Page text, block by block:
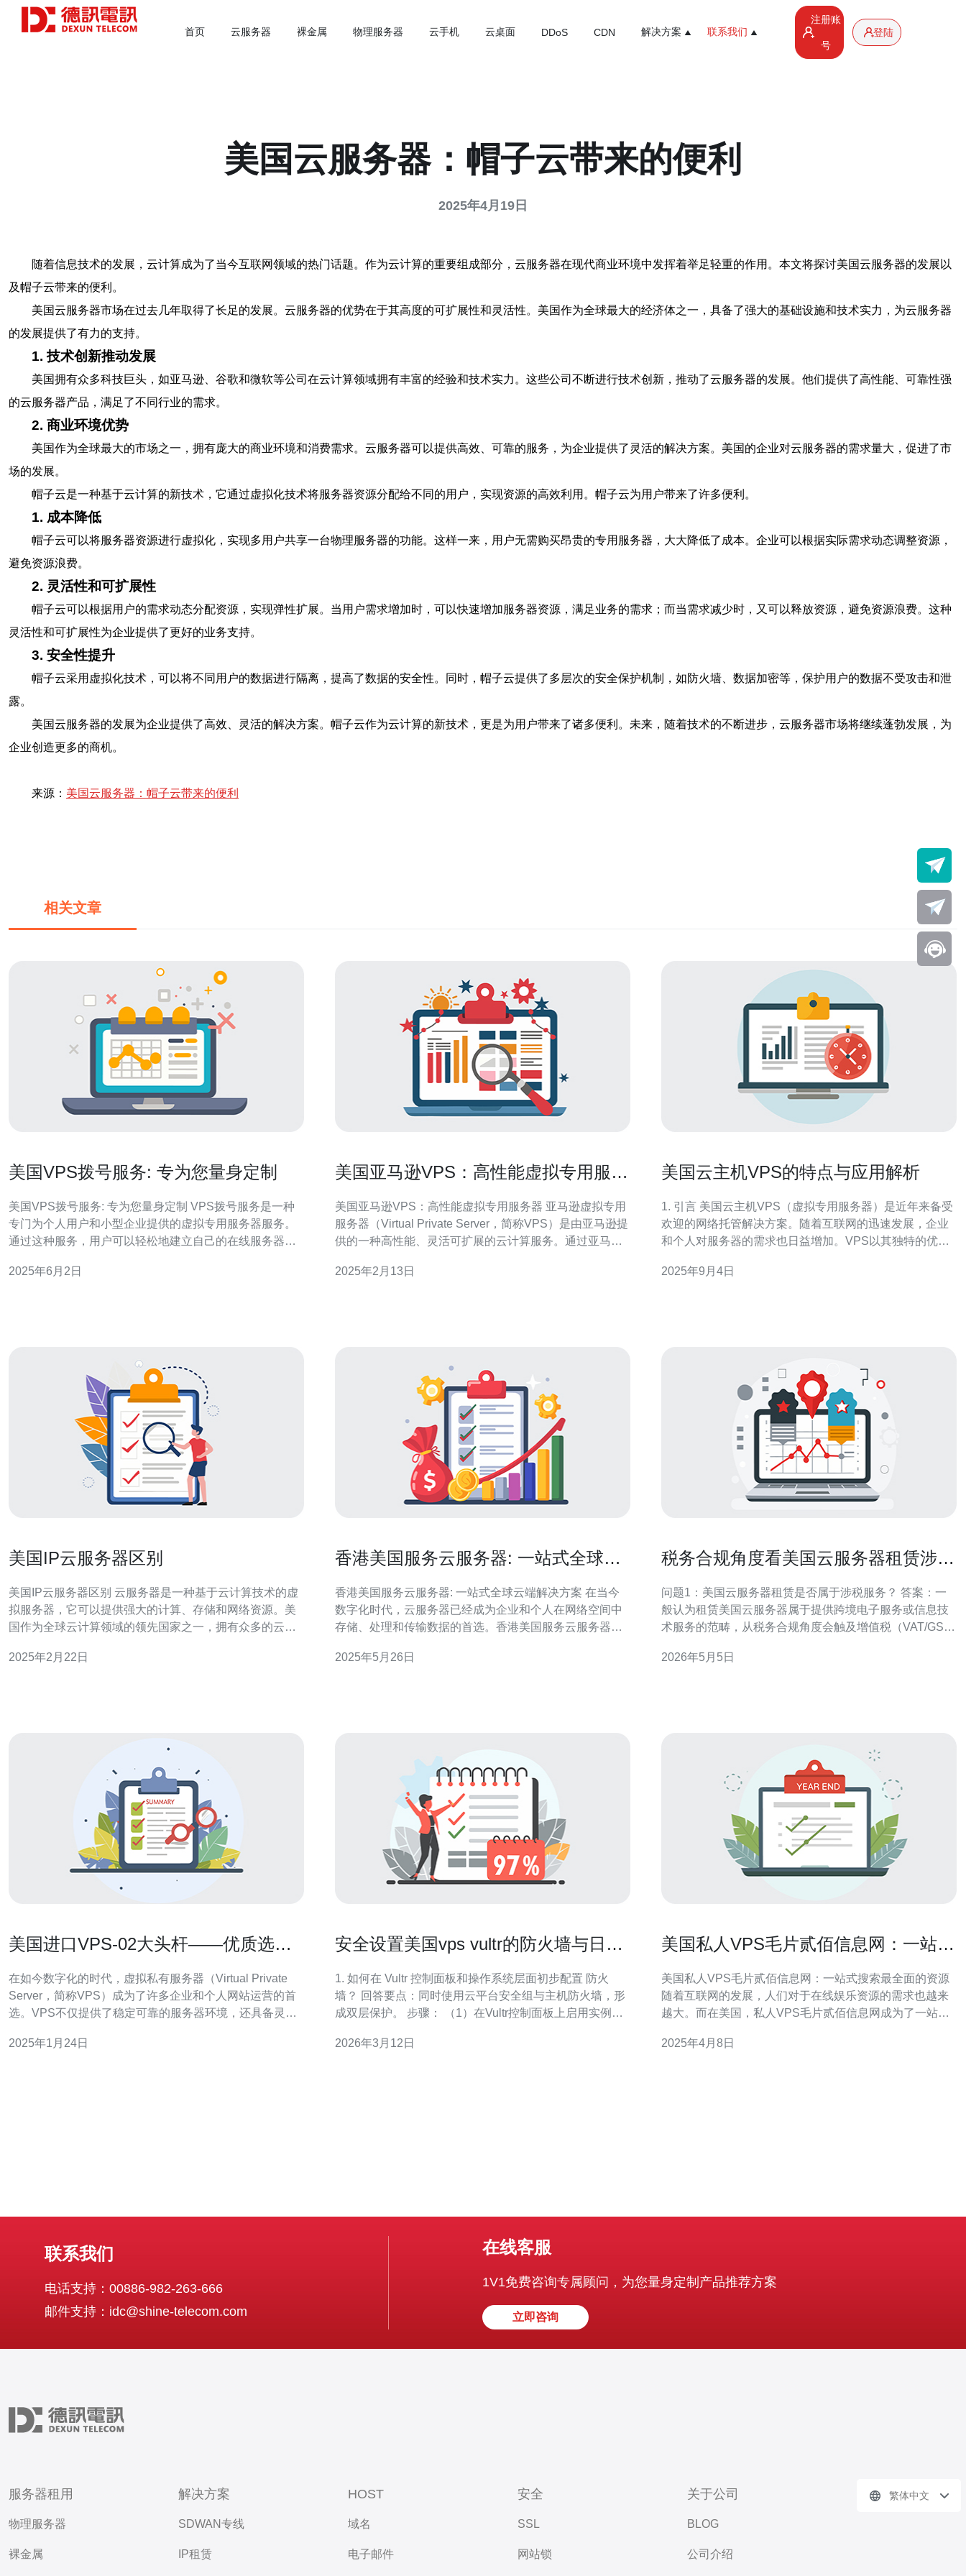
首页 云服务器 裸金属 物理服务器 云手机 云桌面 DDoS CDN 解决方案 联系我们
注册账
号
登陆
美国云服务器：帽子云带来的便利
2025年4月19日
随着信息技术的发展，云计算成为了当今互联网领域的热门话题。作为云计算的重要组成部分，云服务器在现代商业环境中发挥着举足轻重的作用。本文将探讨美国云服务器的发展以
及帽子云带来的便利。
美国云服务器市场在过去几年取得了长足的发展。云服务器的优势在于其高度的可扩展性和灵活性。美国作为全球最大的经济体之一，具备了强大的基础设施和技术实力，为云服务器
的发展提供了有力的支持。
1. 技术创新推动发展
美国拥有众多科技巨头，如亚马逊、谷歌和微软等公司在云计算领域拥有丰富的经验和技术实力。这些公司不断进行技术创新，推动了云服务器的发展。他们提供了高性能、可靠性强
的云服务器产品，满足了不同行业的需求。
2. 商业环境优势
美国作为全球最大的市场之一，拥有庞大的商业环境和消费需求。云服务器可以提供高效、可靠的服务，为企业提供了灵活的解决方案。美国的企业对云服务器的需求量大，促进了市
场的发展。
帽子云是一种基于云计算的新技术，它通过虚拟化技术将服务器资源分配给不同的用户，实现资源的高效利用。帽子云为用户带来了许多便利。
1. 成本降低
帽子云可以将服务器资源进行虚拟化，实现多用户共享一台物理服务器的功能。这样一来，用户无需购买昂贵的专用服务器，大大降低了成本。企业可以根据实际需求动态调整资源，
避免资源浪费。
2. 灵活性和可扩展性
帽子云可以根据用户的需求动态分配资源，实现弹性扩展。当用户需求增加时，可以快速增加服务器资源，满足业务的需求；而当需求减少时，又可以释放资源，避免资源浪费。这种
灵活性和可扩展性为企业提供了更好的业务支持。
3. 安全性提升
帽子云采用虚拟化技术，可以将不同用户的数据进行隔离，提高了数据的安全性。同时，帽子云提供了多层次的安全保护机制，如防火墙、数据加密等，保护用户的数据不受攻击和泄
露。
美国云服务器的发展为企业提供了高效、灵活的解决方案。帽子云作为云计算的新技术，更是为用户带来了诸多便利。未来，随着技术的不断进步，云服务器市场将继续蓬勃发展，为
企业创造更多的商机。
来源： 美国云服务器：帽子云带来的便利
相关文章
美国VPS拨号服务: 专为您量身定制
美国VPS拨号服务: 专为您量身定制 VPS拨号服务是一种
专门为个人用户和小型企业提供的虚拟专用服务器服务。
通过这种服务，用户可以轻松地建立自己的在线服务器，
种高度灵活、可定制的服务，可以满足用户各种需求。无
2025年6月2日
美国亚马逊VPS：高性能虚拟专用服务
美国亚马逊VPS：高性能虚拟专用服务器 亚马逊虚拟专用
服务器（Virtual Private Server，简称VPS）是由亚马逊提
供的一种高性能、灵活可扩展的云计算服务。通过亚马逊
服务器，享受强大的计算能力和稳定可靠的性能。 亚马逊
2025年2月13日
美国云主机VPS的特点与应用解析
1. 引言 美国云主机VPS（虚拟专用服务器）是近年来备受
欢迎的网络托管解决方案。随着互联网的迅速发展，企业
和个人对服务器的需求也日益增加。VPS以其独特的优
VPS的特点与应用。 2. VPS的基本概念 VPS是一种虚拟
2025年9月4日
美国IP云服务器区别
美国IP云服务器区别 云服务器是一种基于云计算技术的虚
拟服务器，它可以提供强大的计算、存储和网络资源。美
国作为全球云计算领域的领先国家之一，拥有众多的云服
们之间的区别，以便根据自身需求做出最佳选择。 不同的
2025年2月22日
香港美国服务云服务器: 一站式全球云
香港美国服务云服务器: 一站式全球云端解决方案 在当今
数字化时代，云服务器已经成为企业和个人在网络空间中
存储、处理和传输数据的首选。香港美国服务云服务器提
全、高效的云计算服务。本文将介绍香港美国服务云服务
2025年5月26日
税务合规角度看美国云服务器租赁涉税
问题1：美国云服务器租赁是否属于涉税服务？ 答案：一
般认为租赁美国云服务器属于提供跨境电子服务或信息技
术服务的范畴，从税务合规角度会触及增值税（VAT/GST
征税和如何征税，取决于客户和服务提供方的税务居民
2026年5月5日
美国进口VPS-02大头杆——优质选
在如今数字化的时代，虚拟私有服务器（Virtual Private
Server，简称VPS）成为了许多企业和个人网站运营的首
选。VPS不仅提供了稳定可靠的服务器环境，还具备灵活
许多用户的优质选择。本文将介绍VPS-02大头杆的特点和
2025年1月24日
安全设置美国vps vultr的防火墙与日志
1. 如何在 Vultr 控制面板和操作系统层面初步配置 防火
墙？ 回答要点：同时使用云平台安全组与主机防火墙，形
成双层保护。 步骤： （1）在Vultr控制面板上启用实例的
HTTP/HTTPS、必要API端口），拒绝其他流量。 （2）
2026年3月12日
美国私人VPS毛片贰佰信息网：一站式
美国私人VPS毛片贰佰信息网：一站式搜索最全面的资源
随着互联网的发展，人们对于在线娱乐资源的需求也越来
越大。而在美国，私人VPS毛片贰佰信息网成为了一站式
个提供丰富多样的成人娱乐资源的网站。其特点如下： 全
2025年4月8日
联系我们
电话支持：00886-982-263-666
邮件支持：idc@shine-telecom.com
在线客服
1V1免费咨询专属顾问，为您量身定制产品推荐方案
立即咨询
服务器租用
物理服务器
裸金属
解决方案
SDWAN专线
IP租赁
HOST
域名
电子邮件
安全
SSL
网站锁
关于公司
BLOG
公司介绍
繁体中文